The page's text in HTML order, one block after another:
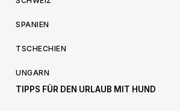
SPANIEN
TSCHECHIEN
UNGARN
TIPPS FÜR DEN URLAUB MIT HUND